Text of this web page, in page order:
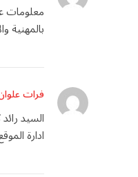
معلومات
بالمهنية
فرات
السيد
ادارة